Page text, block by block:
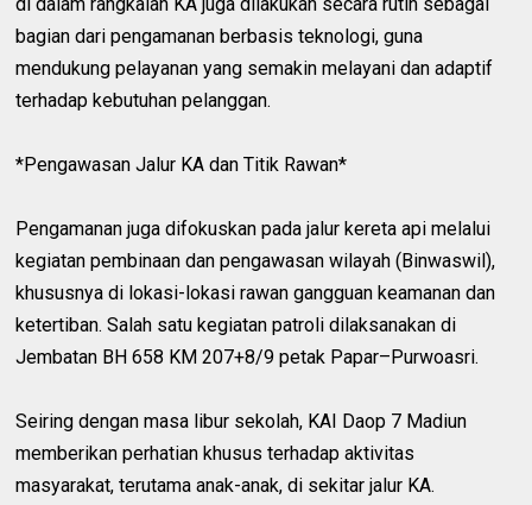
di dalam rangkaian KA juga dilakukan secara rutin sebagai
bagian dari pengamanan berbasis teknologi, guna
mendukung pelayanan yang semakin melayani dan adaptif
terhadap kebutuhan pelanggan.
*Pengawasan Jalur KA dan Titik Rawan*
Pengamanan juga difokuskan pada jalur kereta api melalui
kegiatan pembinaan dan pengawasan wilayah (Binwaswil),
khususnya di lokasi-lokasi rawan gangguan keamanan dan
ketertiban. Salah satu kegiatan patroli dilaksanakan di
Jembatan BH 658 KM 207+8/9 petak Papar–Purwoasri.
Seiring dengan masa libur sekolah, KAI Daop 7 Madiun
memberikan perhatian khusus terhadap aktivitas
masyarakat, terutama anak-anak, di sekitar jalur KA.